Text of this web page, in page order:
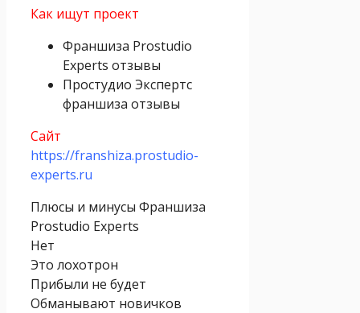
Как ищут проект
Франшиза Prostudio
Experts отзывы
Простудио Экспертс
франшиза отзывы
Сайт
https://franshiza.prostudio-
experts.ru
Плюсы и минусы Франшиза
Prostudio Experts
Нет
Это лохотрон
Прибыли не будет
Обманывают новичков